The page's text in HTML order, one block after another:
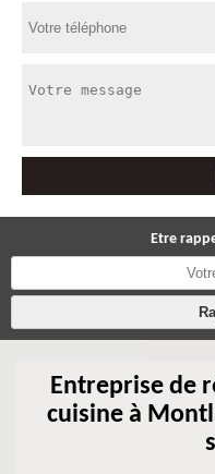
Etre
Entreprise de
cuisine à